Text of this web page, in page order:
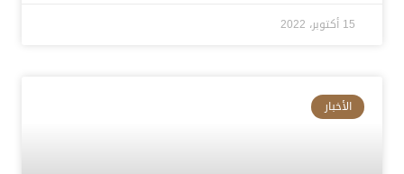
15 أكتوبر، 2022
الأخبار